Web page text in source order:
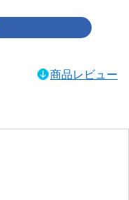
商品レビュー